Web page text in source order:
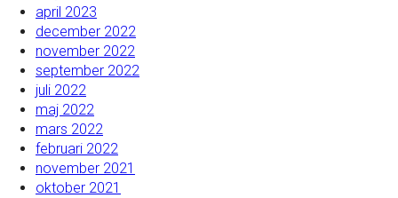
april 2023
december 2022
november 2022
september 2022
juli 2022
maj 2022
mars 2022
februari 2022
november 2021
oktober 2021